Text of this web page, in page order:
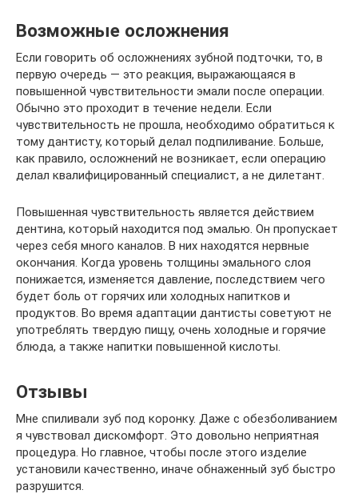
Возможные осложнения
Если говорить об осложнениях зубной подточки, то, в
первую очередь — это реакция, выражающаяся в
повышенной чувствительности эмали после операции.
Обычно это проходит в течение недели. Если
чувствительность не прошла, необходимо обратиться к
тому дантисту, который делал подпиливание. Больше,
как правило, осложнений не возникает, если операцию
делал квалифицированный специалист, а не дилетант.
Повышенная чувствительность является действием
дентина, который находится под эмалью. Он пропускает
через себя много каналов. В них находятся нервные
окончания. Когда уровень толщины эмального слоя
понижается, изменяется давление, последствием чего
будет боль от горячих или холодных напитков и
продуктов. Во время адаптации дантисты советуют не
употреблять твердую пищу, очень холодные и горячие
блюда, а также напитки повышенной кислоты.
Отзывы
Мне спиливали зуб под коронку. Даже с обезболиванием
я чувствовал дискомфорт. Это довольно неприятная
процедура. Но главное, чтобы после этого изделие
установили качественно, иначе обнаженный зуб быстро
разрушится.